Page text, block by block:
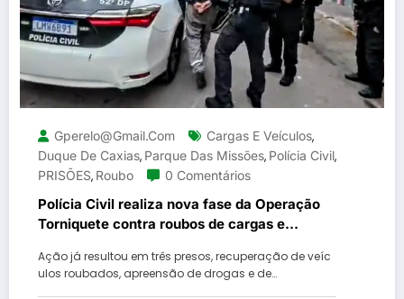
Gperelo@gmail.com Cargas E Veículos,
Duque De Caxias, Parque Das Missões, Polícia Civil,
PRISÕES, Roubo 0 Comentários
Polícia Civil realiza nova fase da Operação
Torniquete contra roubos de cargas e
de Caxias
Ação já resultou em três presos, recuperação de veíc
ulos roubados, apreensão de drogas e de…